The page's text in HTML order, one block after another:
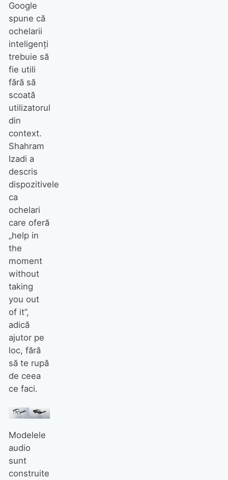
Google
spune că
ochelarii
inteligenți
trebuie să
fie utili
fără să
scoată
utilizatorul
din
context.
Shahram
Izadi a
descris
dispozitivele
ca
ochelari
care oferă
„help in
the
moment
without
taking
you out
of it”,
adică
ajutor pe
loc, fără
să te rupă
de ceea
ce faci.
Modelele
audio
sunt
construite